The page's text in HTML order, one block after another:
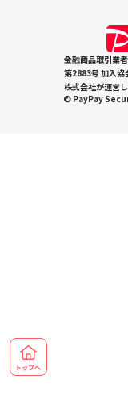
金融商品取引業
第2883号 加入
株式会社が運営
© PayPay